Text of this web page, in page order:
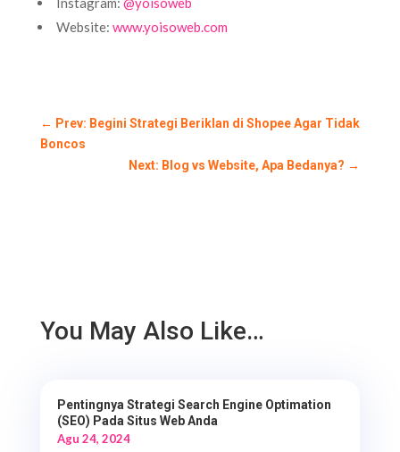
Website:www.yoisoweb.com
← Prev: Begini Strategi Beriklan di Shopee Agar Tidak
Boncos
Next: Blog vs Website, Apa Bedanya? →
You May Also Like…
Pentingnya Strategi Search Engine Optimation
(SEO) Pada Situs Web Anda
Agu 24, 2024